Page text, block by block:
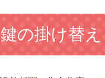
鍵の掛け替え